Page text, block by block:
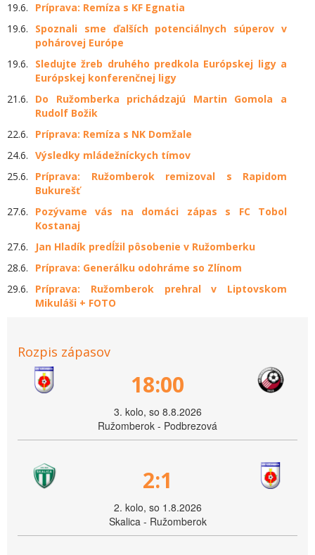
19.6.
Príprava: Remíza s KF Egnatia
19.6.
Spoznali sme ďalších potenciálnych súperov v
pohárovej Európe
19.6.
Sledujte žreb druhého predkola Európskej ligy a
Európskej konferenčnej ligy
21.6.
Do Ružomberka prichádzajú Martin Gomola a
Rudolf Božik
22.6.
Príprava: Remíza s NK Domžale
24.6. Výsledky mládežníckych tímov
25.6.
Príprava: Ružomberok remizoval s Rapidom
Bukurešť
27.6.
Pozývame vás na domáci zápas s FC Tobol
Kostanaj
27.6.
Jan Hladík predĺžil pôsobenie v Ružomberku
28.6.
Príprava: Generálku odohráme so Zlínom
29.6.
Príprava: Ružomberok prehral v Liptovskom
Mikuláši + FOTO
Rozpis zápasov
18:00
3. kolo, so 8.8.2026
Ružomberok - Podbrezová
2:1
2. kolo, so 1.8.2026
Skalica - Ružomberok